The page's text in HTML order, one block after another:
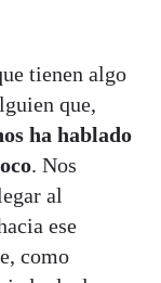
tienen algo
que,
ha hablado
. Nos
al
ese
como